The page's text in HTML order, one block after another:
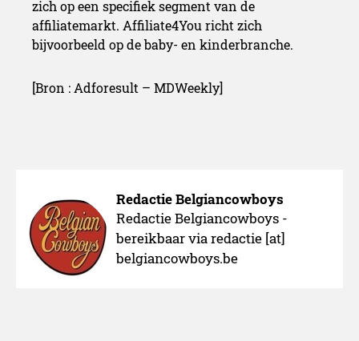
zich op een specifiek segment van de
affiliatemarkt. Affiliate4You richt zich
bijvoorbeeld op de baby- en kinderbranche.
[Bron : Adforesult – MDWeekly]
Redactie Belgiancowboys
Redactie Belgiancowboys -
bereikbaar via redactie [at]
belgiancowboys.be